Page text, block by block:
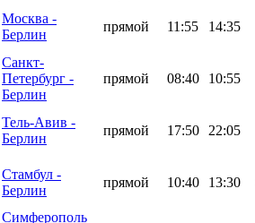
Москва -
Берлин
прямой 11:55 14:35
Санкт-
Петербург -
Берлин
прямой 08:40 10:55
Тель-Авив -
Берлин
прямой 17:50 22:05
Стамбул -
Берлин
прямой 10:40 13:30
Симферополь